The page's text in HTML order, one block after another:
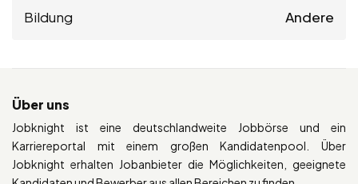
Bildung Andere
Über uns
Jobknight ist eine deutschlandweite Jobbörse und ein
Karriereportal mit einem großen Kandidatenpool. Über
Jobknight erhalten Jobanbieter die Möglichkeiten, geeignete